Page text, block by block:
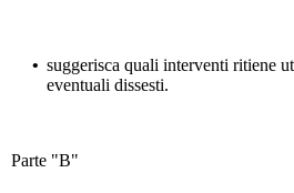
• suggerisca quali interventi ritiene
eventuali dissesti.
Parte "B"